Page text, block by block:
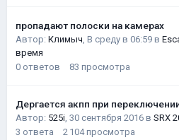
пропадают полоски на камерах
Автор: Климыч, В среду в 06:59 в
время
0 ответов 83 просмотра
Дергается акпп при
Автор: 525i, 30 сентября 2016 в SRX
3 ответа 2 104 просмотра